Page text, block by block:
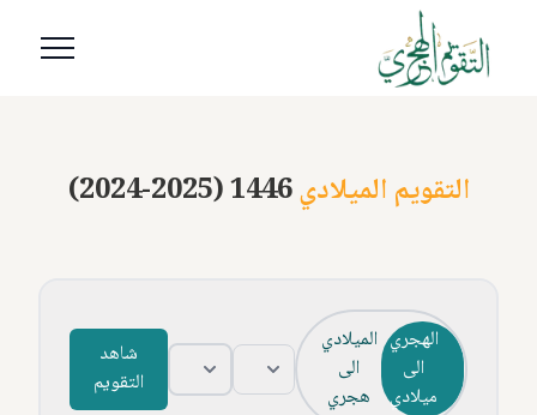
(2024-2025) 1446التقويم الميلادي
شاهد
التقويم
الميلادي
الى
هجري
الهجري
الى
ميلادي